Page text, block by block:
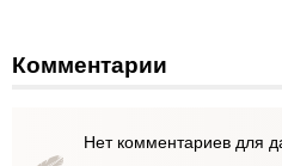
Комментарии
Нет комментариев для